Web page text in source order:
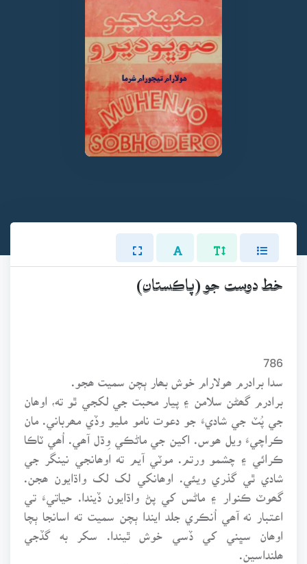
خط دوست جو (پاڪستان)
سدا برادرم ھولارام خوش بھار ٻچن سميت ھجو.
برادرم گھڻن سلامن ۽ پيار محبت جي لکجي ٿو ته، اوھان
جي پُٽ جي شاديءَ جو دعوت نامو مليو وڏي مھرباني. مان
ڪراچيءَ ويل ھوس. اکين جي ماڻڪي وِڌل آھي. اُھي ٽاڪا
ڪرائي ۽ چشمو ورتم. موٽي آيم ته اوھانجي نينگر جي
شادي ٿي گذري ويئي. اوھانکي لک لک واڌايون ھجن.
گھوٽ ڪنوار ۽ ماڻس کي پڻ واڌايون ڏيندا. حياتيءَ تي
اعتبار نه آھي اُنڪري جلد ايندا ٻچن سميت ته اسانجا ٻچا
اوھان سڀني کي ڏسي خوش ٿيندا. سکر به گڏجي
ھلنداسين.